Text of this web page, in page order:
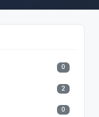
0
2
0